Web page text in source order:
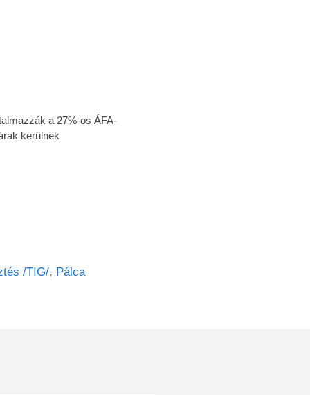
a 27%-os ÁFA-
kerülnek
/TIG/, Pálca